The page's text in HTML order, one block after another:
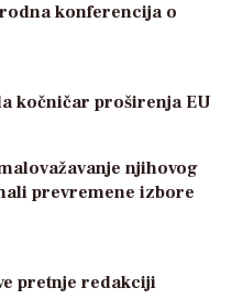
konferencija o
kočničar proširenja EU
njihovog
prevremene izbore
pretnje redakciji